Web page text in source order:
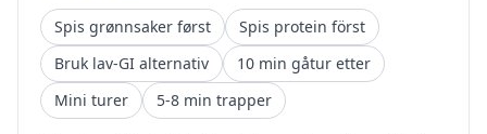
Spis grønnsaker først
Spis protein först
Bruk lav-GI alternativ
10 min gåtur etter
Mini turer
5-8 min trapper